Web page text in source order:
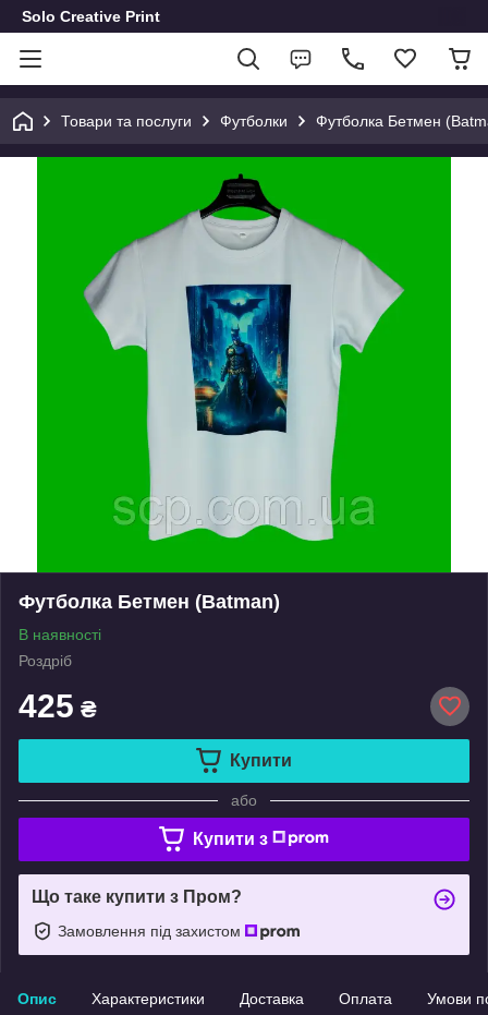
Solo Creative Print
Товари та послуги Футболки Футболка Бетмен
Футболка Бетмен (Batman)
В наявності
Роздріб
425 ₴
Купити
або
Купити з
Що таке купити з Пром?
Замовлення під захистом
Опис Характеристики Доставка Оплата Умови